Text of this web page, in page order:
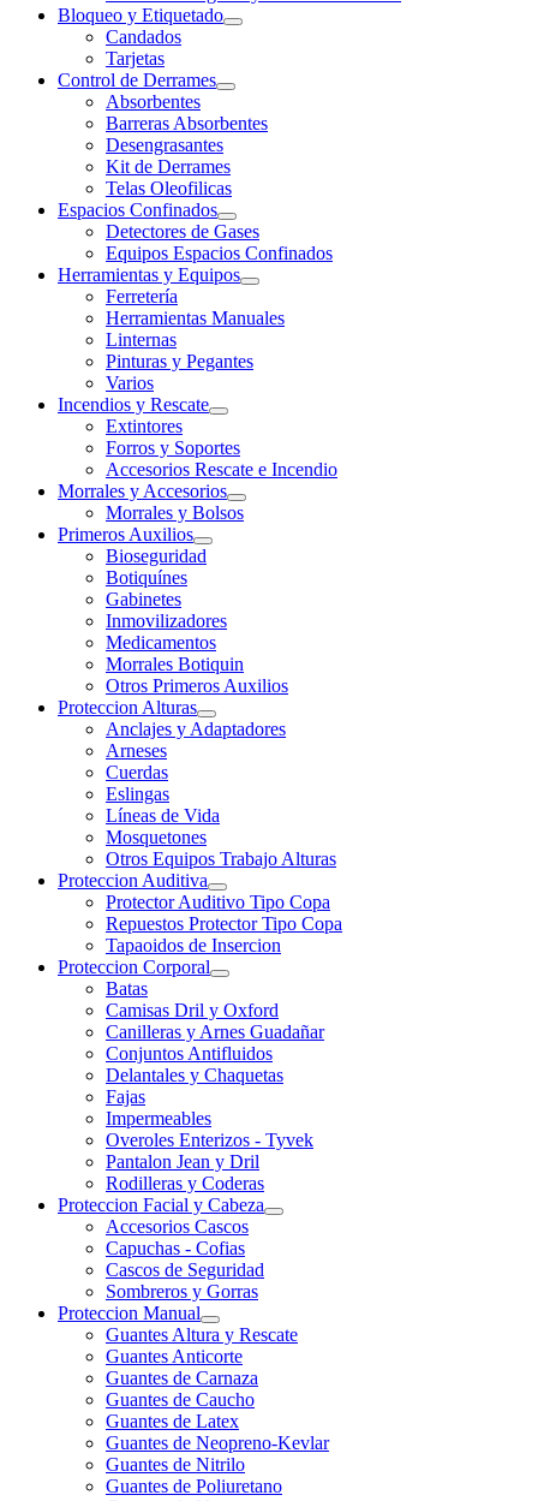
Bloqueo y Etiquetado
Candados
Tarjetas
Control de Derrames
Absorbentes
Barreras Absorbentes
Desengrasantes
Kit de Derrames
Telas Oleofilicas
Espacios Confinados
Detectores de Gases
Equipos Espacios Confinados
Herramientas y Equipos
Ferretería
Herramientas Manuales
Linternas
Pinturas y Pegantes
Varios
Incendios y Rescate
Extintores
Forros y Soportes
Accesorios Rescate e Incendio
Morrales y Accesorios
Morrales y Bolsos
Primeros Auxilios
Bioseguridad
Botiquínes
Gabinetes
Inmovilizadores
Medicamentos
Morrales Botiquin
Otros Primeros Auxilios
Proteccion Alturas
Anclajes y Adaptadores
Arneses
Cuerdas
Eslingas
Líneas de Vida
Mosquetones
Otros Equipos Trabajo Alturas
Proteccion Auditiva
Protector Auditivo Tipo Copa
Repuestos Protector Tipo Copa
Tapaoidos de Insercion
Proteccion Corporal
Batas
Camisas Dril y Oxford
Canilleras y Arnes Guadañar
Conjuntos Antifluidos
Delantales y Chaquetas
Fajas
Impermeables
Overoles Enterizos - Tyvek
Pantalon Jean y Dril
Rodilleras y Coderas
Proteccion Facial y Cabeza
Accesorios Cascos
Capuchas - Cofias
Cascos de Seguridad
Sombreros y Gorras
Proteccion Manual
Guantes Altura y Rescate
Guantes Anticorte
Guantes de Carnaza
Guantes de Caucho
Guantes de Latex
Guantes de Neopreno-Kevlar
Guantes de Nitrilo
Guantes de Poliuretano